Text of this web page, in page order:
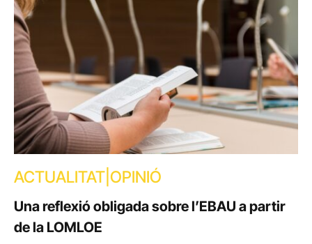
ACTUALITAT|OPINIÓ
Una reflexió obligada sobre l’EBAU a partir
de la LOMLOE